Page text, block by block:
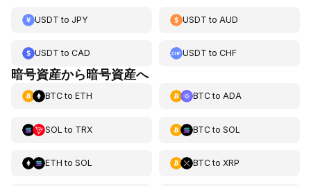
USDT to JPY USDT to AUD
USDT to CAD USDT toCHF
暗号資産から暗号資産へ
BTCto ETH BTCto ADA
SOL to TRX BTCto SOL
ETH to SOL BTCto XRP